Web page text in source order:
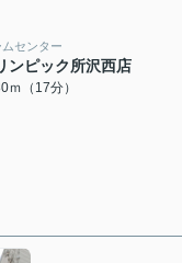
ムセンター
ンピック所沢西店
ｍ（17分）